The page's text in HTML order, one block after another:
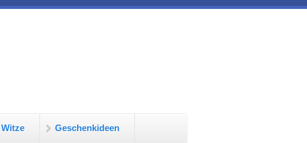
Witze Geschenkideen